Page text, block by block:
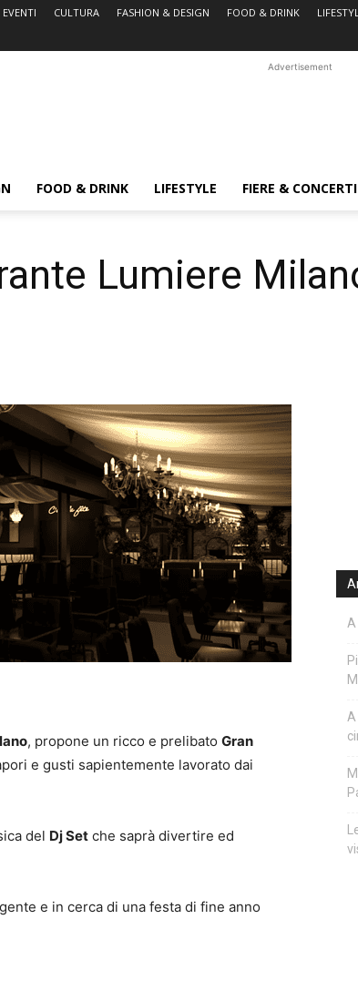
EVENTI CULTURA FASHION & DESIGN FOOD & DRINK
Advertisement
FOOD & DRINK LIFESTYLE FIERE & CONCERTI
Lumiere
, propone un ricco e prelibato Gran
e gusti sapientemente lavorato dai
del Dj Set che saprà divertire ed
e in cerca di una festa di fine anno